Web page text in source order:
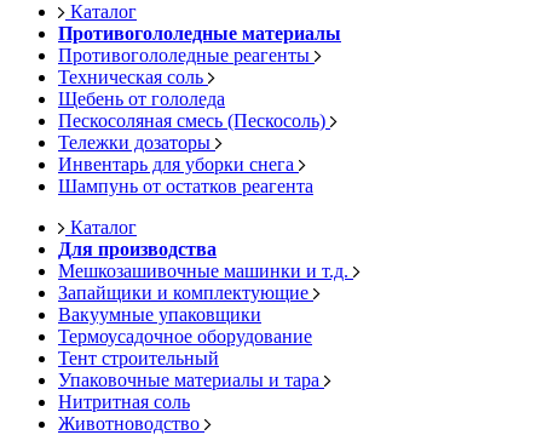
Каталог
Противогололедные материалы
Противогололедные реагенты
Техническая соль
Щебень от гололеда
Пескосоляная смесь (Пескосоль)
Тележки дозаторы
Инвентарь для уборки снега
Шампунь от остатков реагента
Каталог
Для производства
Мешкозашивочные машинки и т.д.
Запайщики и комплектующие
Вакуумные упаковщики
Термоусадочное оборудование
Тент строительный
Упаковочные материалы и тара
Нитритная соль
Животноводство